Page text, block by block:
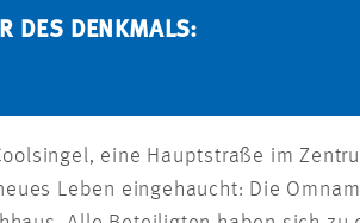
DES DENKMALS:
eine Hauptstraße im
Leben eingehaucht: Die